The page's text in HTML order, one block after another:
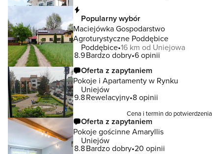
Popularny wybór
Maciejówka Gospodarstwo
Agroturystyczne Poddębice
Poddębice 16 km od Uniejowa
8.9Bardzo dobry 6 opinii
Oferta z zapytaniem
Pokoje i Apartamenty w Rynku
Uniejów
9.8Rewelacyjny 8 opinii
Cena i termin do potwierdzenia
Oferta z zapytaniem
Pokoje gościnne Amaryllis
Uniejów
8.8Bardzo dobry 20 opinii